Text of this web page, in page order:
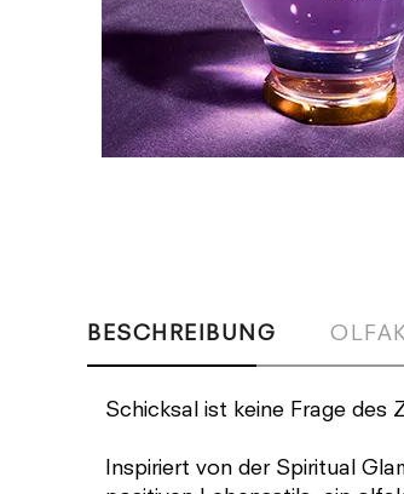
BESCHREIBUNG
Schicksal ist keine Frage des
Inspiriert von der Spiritual